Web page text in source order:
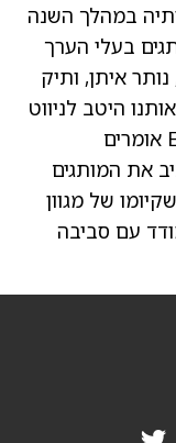
במהלך השנה
בעלי הערך
איתן, ותיק
היטב לניווט
בסביבת צרכנים לא ודאית.” Escalade אומרים
את המותגים
של מגוון
עם סביבה